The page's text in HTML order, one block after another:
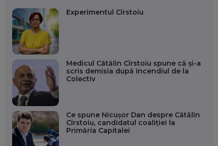
Experimentul Cîrstoiu
Medicul Cătălin Cîrstoiu spune că și-a
scris demisia după incendiul de la
Colectiv
Ce spune Nicușor Dan despre Cătălin
Cîrstoiu, candidatul coaliției la
Primăria Capitalei